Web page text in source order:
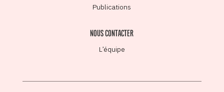
Publications
NOUS CONTACTER
L’équipe